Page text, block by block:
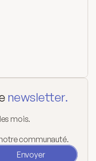
newsletter.
mois.
communauté.
Envoyer